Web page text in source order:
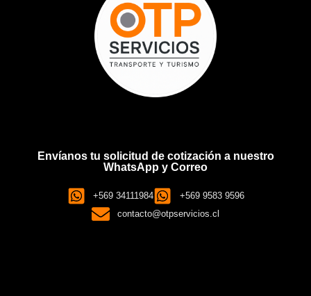
Envíanos tu solicitud de cotización a nuestro
WhatsApp y Correo
+569 34111984
+569 9583 9596
contacto@otpservicios.cl